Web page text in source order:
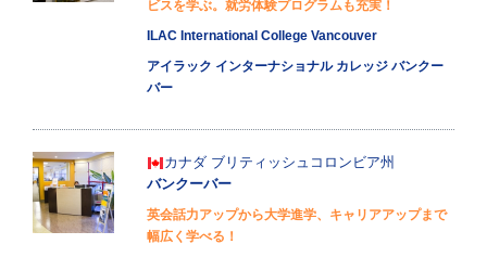
ビスを学ぶ。就労体験プログラムも充実！
ILAC International College Vancouver
アイラック インターナショナル カレッジ バンクー
バー
カナダ ブリティッシュコロンビア州
バンクーバー
英会話力アップから大学進学、キャリアアップまで
幅広く学べる！